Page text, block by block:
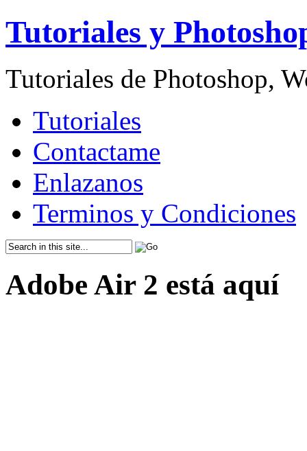
Tutoriales y
Tutoriales de Photoshop,
Tutoriales
Contactame
Enlazanos
Terminos y Condiciones
Adobe Air 2 está aquí